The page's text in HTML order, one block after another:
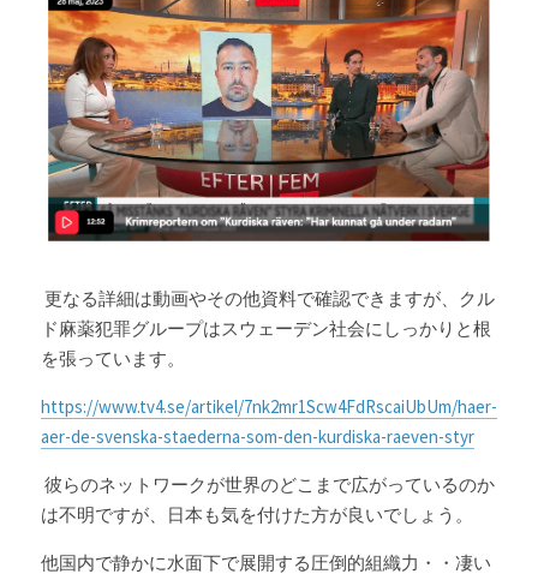
ド麻薬犯罪グループはスウェーデン社会にしっかりと根
を張っています。
https://www.tv4.se/artikel/7nk2mr1Scw4FdRscaiUbUm/haer-
aer-de-svenska-staederna-som-den-kurdiska-raeven-styr
は不明ですが、日本も気を付けた方が良いでしょう。
他国内で静かに水面下で展開する圧倒的組織力・・凄い